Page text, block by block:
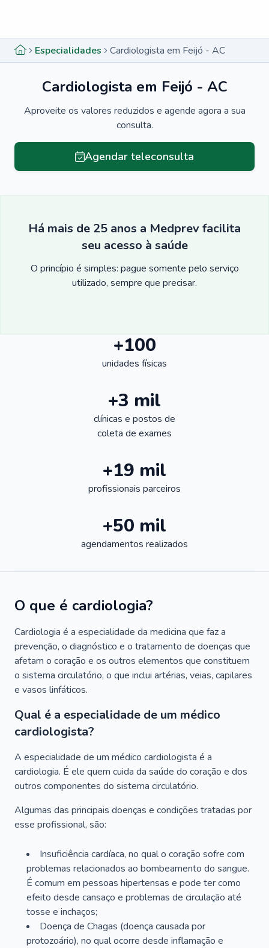
Especialidades Cardiologista em Feijó - AC
Cardiologista em Feijó - AC
Aproveite os valores reduzidos e agende agora a sua
consulta.
Agendar teleconsulta
Há mais de 25 anos a Medprev facilita
seu acesso à saúde
O princípio é simples: pague somente pelo serviço
utilizado, sempre que precisar.
+100
unidades físicas
+3 mil
clínicas e postos de
coleta de exames
+19 mil
profissionais parceiros
+50 mil
agendamentos realizados
O que é cardiologia?
Cardiologia é a especialidade da medicina que faz a
prevenção, o diagnóstico e o tratamento de doenças que
afetam o coração e os outros elementos que constituem
o sistema circulatório, o que inclui artérias, veias, capilares
e vasos linfáticos.
Qual é a especialidade de um médico
cardiologista?
A especialidade de um médico cardiologista é a
cardiologia. É ele quem cuida da saúde do coração e dos
outros componentes do sistema circulatório.
Algumas das principais doenças e condições tratadas por
esse profissional, são:
Insuficiência cardíaca, no qual o coração sofre com
problemas relacionados ao bombeamento do sangue.
É comum em pessoas hipertensas e pode ter como
efeito desde cansaço e problemas de circulação até
tosse e inchaços;
Doença de Chagas (doença causada por
protozoário), no qual ocorre desde inflamação e